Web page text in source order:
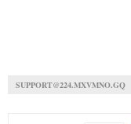
SUPPORT@224.MXVMNO.GQ